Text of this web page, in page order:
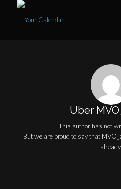
Über
This author has not
But we are proud to say that
already.